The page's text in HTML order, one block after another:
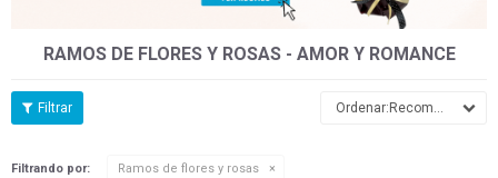
RAMOS DE FLORES Y ROSAS - AMOR Y ROMANCE
Recomendados
Filtrando por: Ramos de flores y rosas